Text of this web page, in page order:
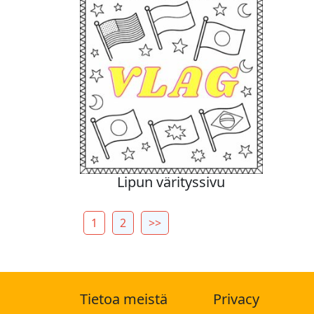
Lipun värityssivu
1 2 >>
Tietoa meistä Privacy